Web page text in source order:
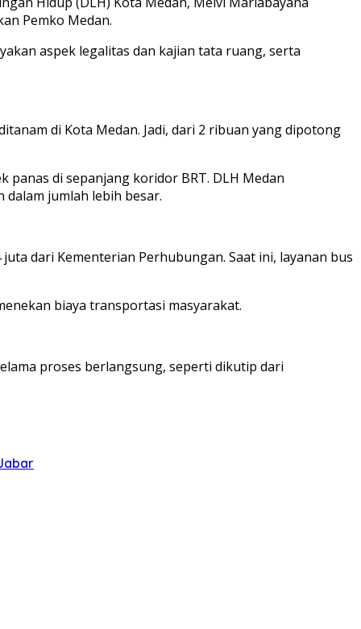
Pemko Medan.
aspek legalitas dan kajian tata ruang, serta
di Kota Medan. Jadi, dari 2 ribuan yang dipotong
di sepanjang koridor BRT. DLH Medan
jumlah lebih besar.
dari Kementerian Perhubungan. Saat ini, layanan bus
biaya transportasi masyarakat.
proses berlangsung, seperti dikutip dari